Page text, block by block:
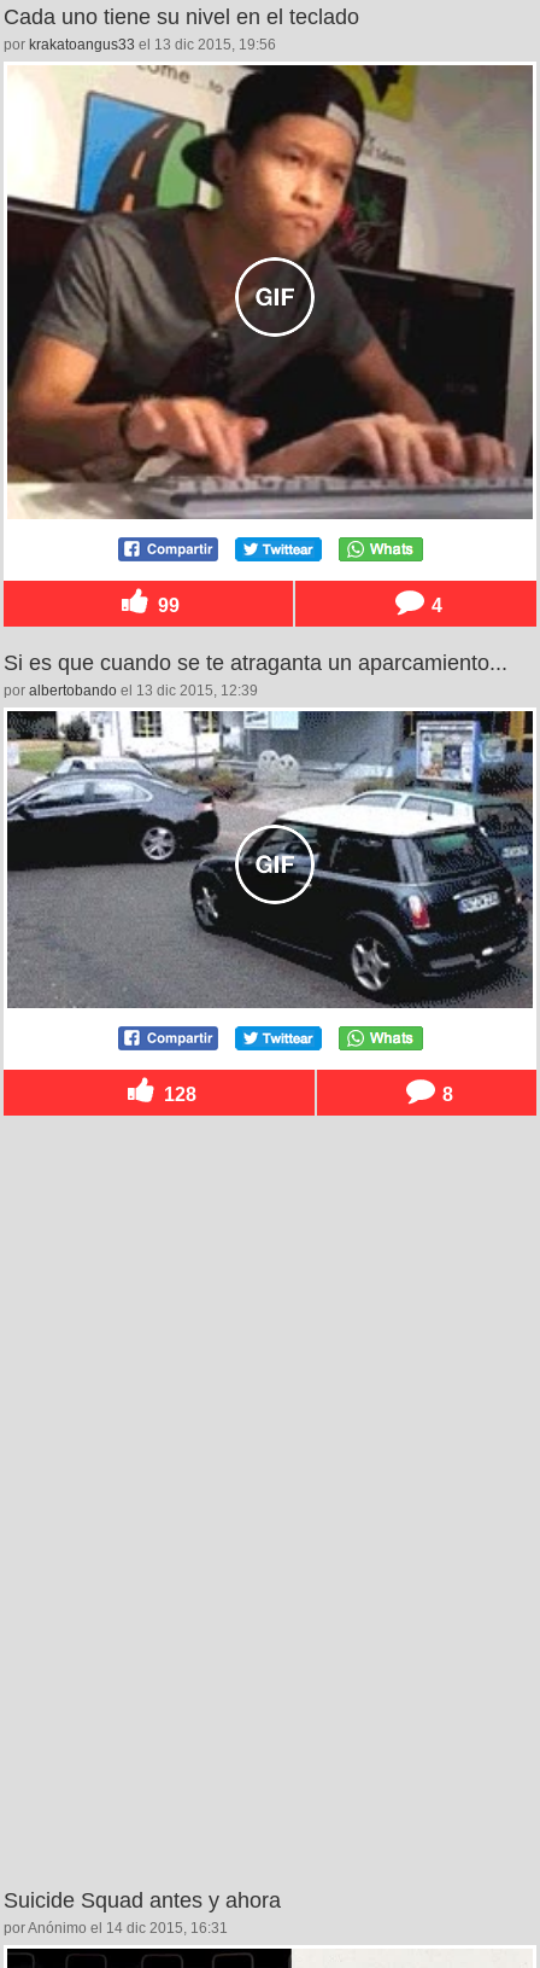
Cada uno tiene su nivel en el teclado
por krakatoangus33 el 13 dic 2015, 19:56
99 4
Si es que cuando se te atraganta un aparcamiento...
por albertobando el 13 dic 2015, 12:39
128 8
Suicide Squad antes y ahora
por Anónimo el 14 dic 2015, 16:31